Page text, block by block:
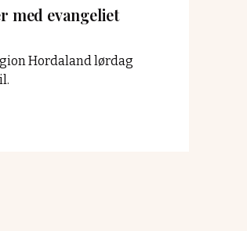
med evangeliet
Hordaland lørdag